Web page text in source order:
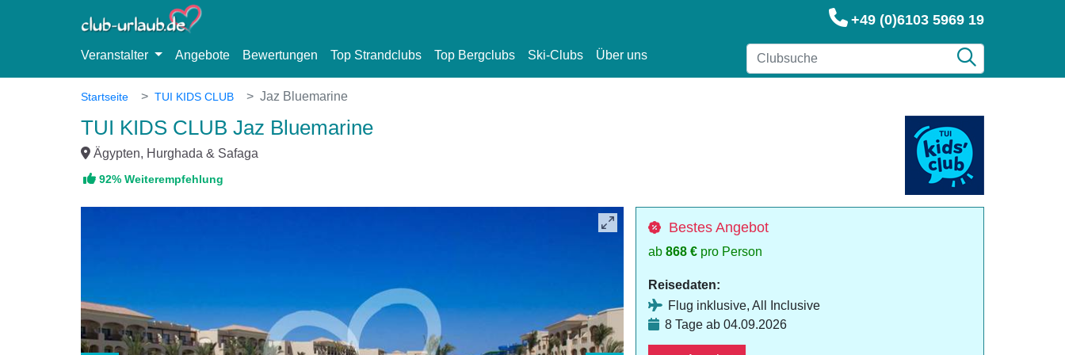
+49 (0)6103 5969 19
Veranstalter Angebote Bewertungen Top Strandclubs Top Bergclubs Ski-Clubs Über uns
Startseite TUI KIDS CLUB Jaz Bluemarine
TUI KIDS CLUB Jaz Bluemarine
Ägypten, Hurghada & Safaga
92% Weiterempfehlung
Bestes Angebot
ab 868 € pro Person
Reisedaten:
Flug inklusive, All Inclusive
8 Tage ab 04.09.2026